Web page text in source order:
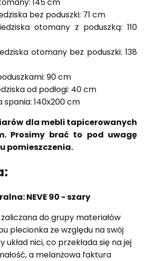
145 cm
bez poduszki: 71 cm
otomany z poduszką: 110
otomany bez poduszki: 138
90 cm
od podłogi: 40 cm
spania: 140x200 cm
dla mebli tapicerowanych
Prosimy brać to pod uwagę
pomieszczenia.
NEVE 90 - szary
zaliczana do grupy materiałów
plecionka ze względu na swój
nici, co przekłada się na jej
a melanżowa faktura